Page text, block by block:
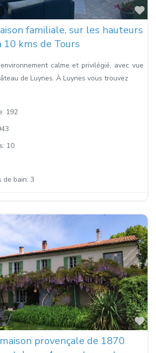
familiale, sur les hauteurs
10 kms de Tours
calme et privilégié, avec vue
de Luynes. À Luynes vous trouvez
192
10
de bain: 3
provençale de 1870